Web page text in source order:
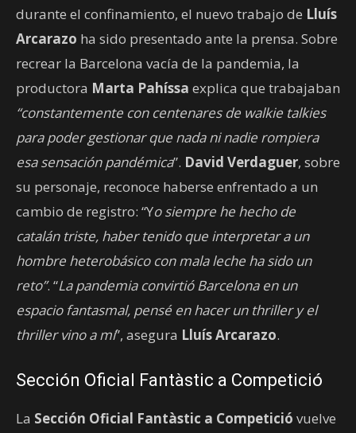
durante el confinamiento, el nuevo trabajo de Lluís
Arcarazo ha sido presentado ante la prensa. Sobre
recrear la Barcelona vacía de la pandemia, la
productora Marta Pahíssa explica que trabajaban
“constantemente con centenares de walkie talkies
para poder gestionar que nada ni nadie rompiera
esa sensación pandémica”. David Verdaguer, sobre
su personaje, reconoce haberse enfrentado a un
cambio de registro: “Yo siempre he hecho de
catalán triste, haber tenido que interpretar a un
hombre heterobásico con mala leche ha sido un
reto”. “La pandemia convirtió Barcelona en un
espacio fantasmal, pensé en hacer un thriller y el
thriller vino a mí”, asegura Lluís Arcarazo.
Sección Oficial Fantàstic a Competició
La Sección Oficial Fantàstic a Competició vuelve